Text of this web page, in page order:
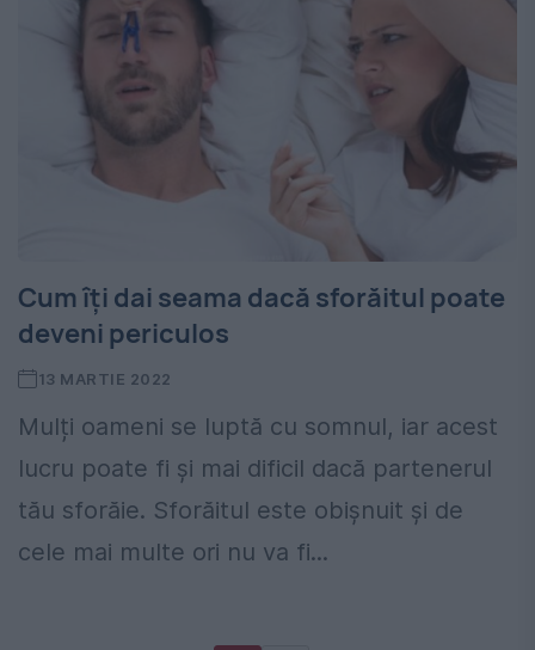
Cum îți dai seama dacă sforăitul poate
deveni periculos
13 MARTIE 2022
Mulți oameni se luptă cu somnul, iar acest
lucru poate fi și mai dificil dacă partenerul
tău sforăie. Sforăitul este obișnuit și de
cele mai multe ori nu va fi...